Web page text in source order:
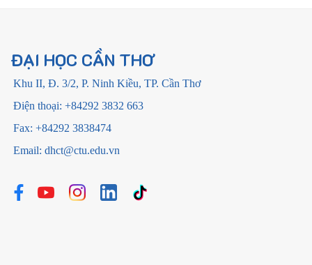
ĐẠI HỌC CẦN THƠ
Khu II, Đ. 3/2, P. Ninh Kiều, TP. Cần Thơ
Điện thoại: +84292 3832 663
Fax: +84292 3838474
Email: dhct@ctu.edu.vn